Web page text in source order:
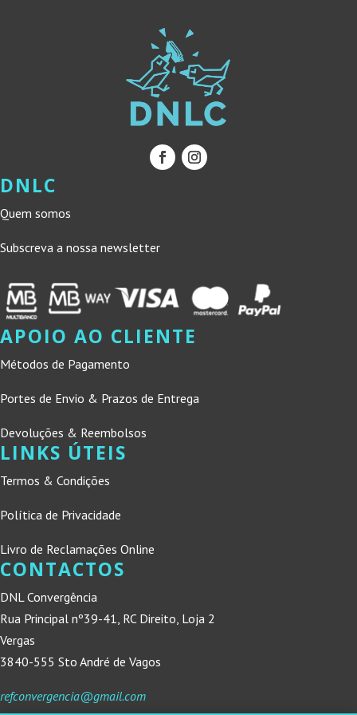
DNLC
Quem somos
Subscreva a nossa newsletter
APOIO AO CLIENTE
Métodos de Pagamento
Portes de Envio & Prazos de Entrega
Devoluções & Reembolsos
LINKS ÚTEIS
Termos & Condições
Política de Privacidade
Livro de Reclamações Online
CONTACTOS
DNL Convergência
Rua Principal nº39-41, RC Direito, Loja 2
Vergas
3840-555 Sto André de Vagos
refconvergencia@gmail.com